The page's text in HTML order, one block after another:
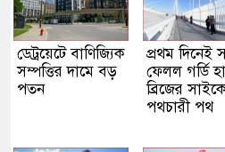
ডেট্রয়েটে বাণিজ্যিক
সম্পত্তির দামে বড়
পতন
প্রথম দিনেই
ফেলল গর্ডি
ব্রিজের
পথচারী পথ